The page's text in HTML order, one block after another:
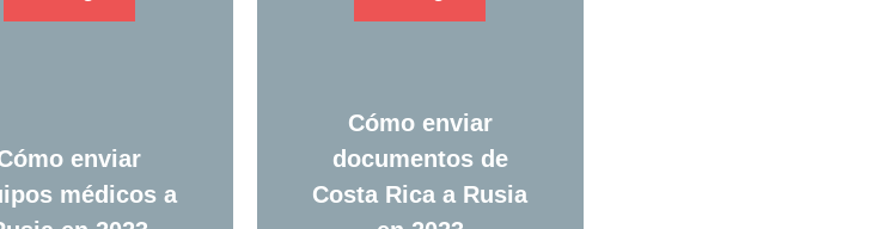
enviar
médicos a
Cómo enviar
documentos de
Costa Rica a Rusia